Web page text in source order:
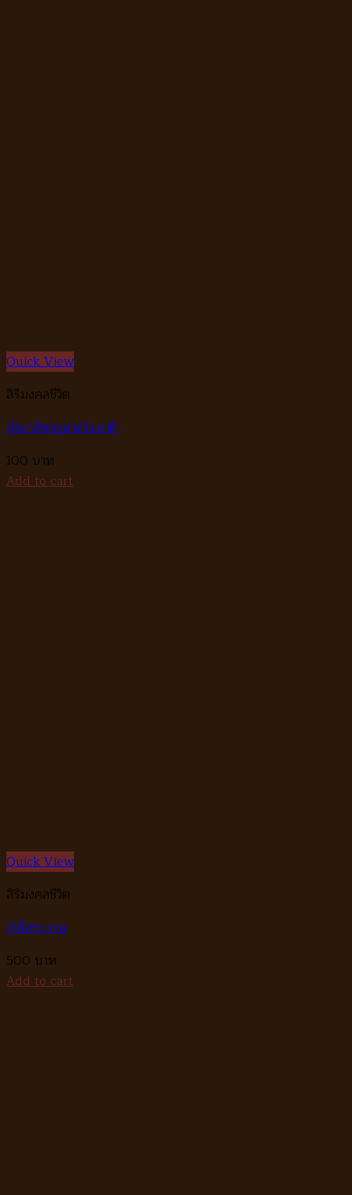
Quick View
สิริมงคลชีวิต
เข็มกลัดครูบาอริยชาติ
100
Add to cart
Quick View
สิริมงคลชีวิต
กำไลชุบรวม
500
Add to cart